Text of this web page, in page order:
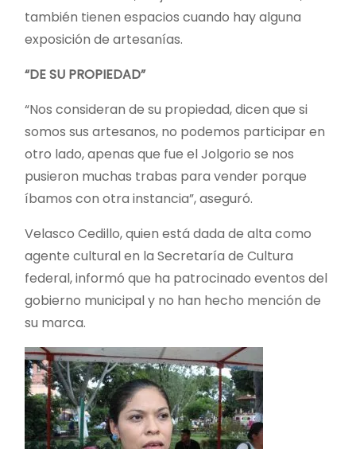
también tienen espacios cuando hay alguna
exposición de artesanías.
“DE SU PROPIEDAD”
“Nos consideran de su propiedad, dicen que si
somos sus artesanos, no podemos participar en
otro lado, apenas que fue el Jolgorio se nos
pusieron muchas trabas para vender porque
íbamos con otra instancia”, aseguró.
Velasco Cedillo, quien está dada de alta como
agente cultural en la Secretaría de Cultura
federal, informó que ha patrocinado eventos del
gobierno municipal y no han hecho mención de
su marca.